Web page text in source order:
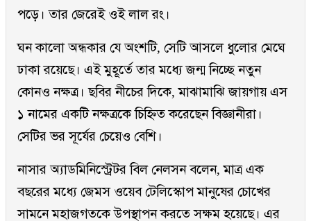
পড়ে। তার জেরেই ওই লাল রং।
ঘন কালো অন্ধকার যে অংশটি, সেটি আসলে ধুলোর মেঘে
ঢাকা রয়েছে। এই মুহূর্তে তার মধ্যে জন্ম নিচ্ছে নতুন
কোনও নক্ষত্র। ছবির নীচের দিকে, মাঝামাঝি জায়গায় এস
১ নামের একটি নক্ষত্রকে চিহ্নিত করেছেন বিজ্ঞানীরা।
সেটির ভর সূর্যের চেয়েও বেশি।
নাসার অ্যাডমিনিস্ট্রেটর বিল নেলসন বলেন, মাত্র এক
বছরের মধ্যে জেমস ওয়েব টেলিস্কোপ মানুষের চোখের
সামনে মহাজগতকে উপস্থাপন করতে সক্ষম হয়েছে। এর